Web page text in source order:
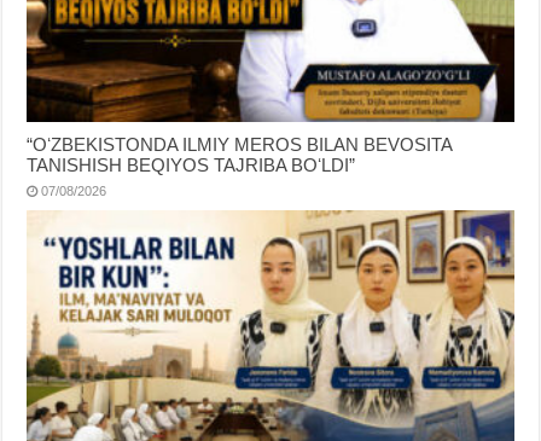
“OʻZBEKISTONDA ILMIY MEROS BILAN BEVOSITA
TANISHISH BEQIYOS TAJRIBA BOʻLDI”
07/08/2026